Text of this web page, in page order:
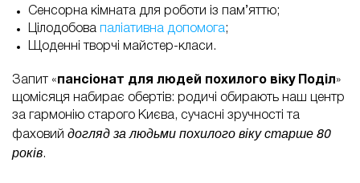
Сенсорна кімната для роботи із пам’яттю;
Цілодобова паліативна допомога;
Щоденні творчі майстер-класи.
Запит « пансіонат для людей похилого віку Поділ »
щомісяця набирає обертів: родичі обирають наш центр
за гармонію старого Києва, сучасні зручності та
фаховий догляд за людьми похилого віку старше 80
років.